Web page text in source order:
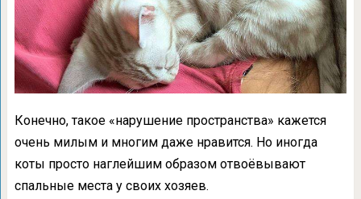
Конечно, такое «нарушение пространства» кажется
очень милым и многим даже нравится. Но иногда
коты просто наглейшим образом отвоёвывают
спальные места у своих хозяев.